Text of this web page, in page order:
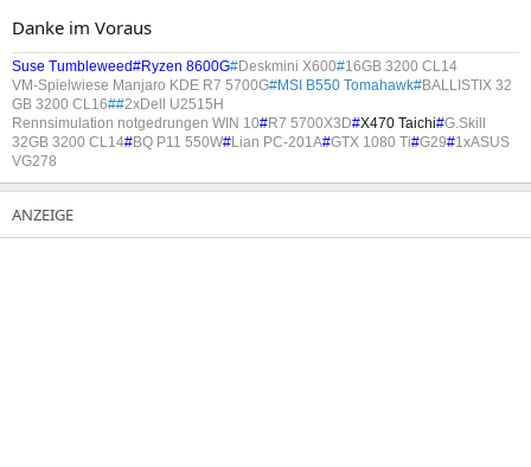
Danke im Voraus
Suse Tumbleweed#Ryzen 8600G#Deskmini X600#16GB 3200 CL14
VM-Spielwiese Manjaro KDE R7 5700G#MSI B550 Tomahawk#BALLISTIX 32
GB 3200 CL16##2xDell U2515H
Rennsimulation notgedrungen WIN 10#R7 5700X3D#X470 Taichi#G.Skill
32GB 3200 CL14#BQ P11 550W#Lian PC-201A#GTX 1080 Ti#G29#1xASUS
VG278